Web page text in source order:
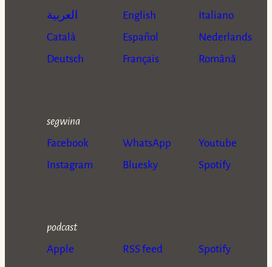
العربية
Català
Deutsch
English
Español
Français
Italiano
Nederlands
Română
segwina
Facebook
Instagram
WhatsApp
Bluesky
Youtube
Spotify
podcast
Apple
RSS feed Spotify